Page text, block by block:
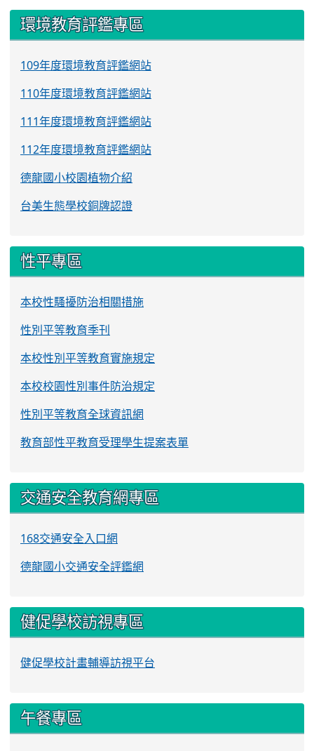
環境教育評鑑專區
109年度環境教育評鑑網站
110年度環境教育評鑑網站
111年度環境教育評鑑網站
112年度環境教育評鑑網站
德龍國小校園植物介紹
台美生態學校銅牌認證
性平專區
本校性騷擾防治相關措施
性別平等教育季刊
本校性別平等教育實施規定
本校校園性別事件防治規定
性別平等教育全球資訊網
教育部性平教育受理學生提案表單
交通安全教育網專區
168交通安全入口網
德龍國小交通安全評鑑網
健促學校訪視專區
健促學校計畫輔導訪視平台
午餐專區